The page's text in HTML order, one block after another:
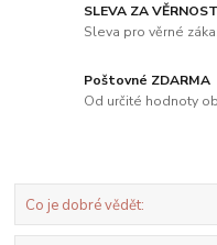
SLEVA ZA VĚRNOST
Sleva pro věrné
Poštovné ZDARMA
Od určité hodnoty
Co je dobré vědět: